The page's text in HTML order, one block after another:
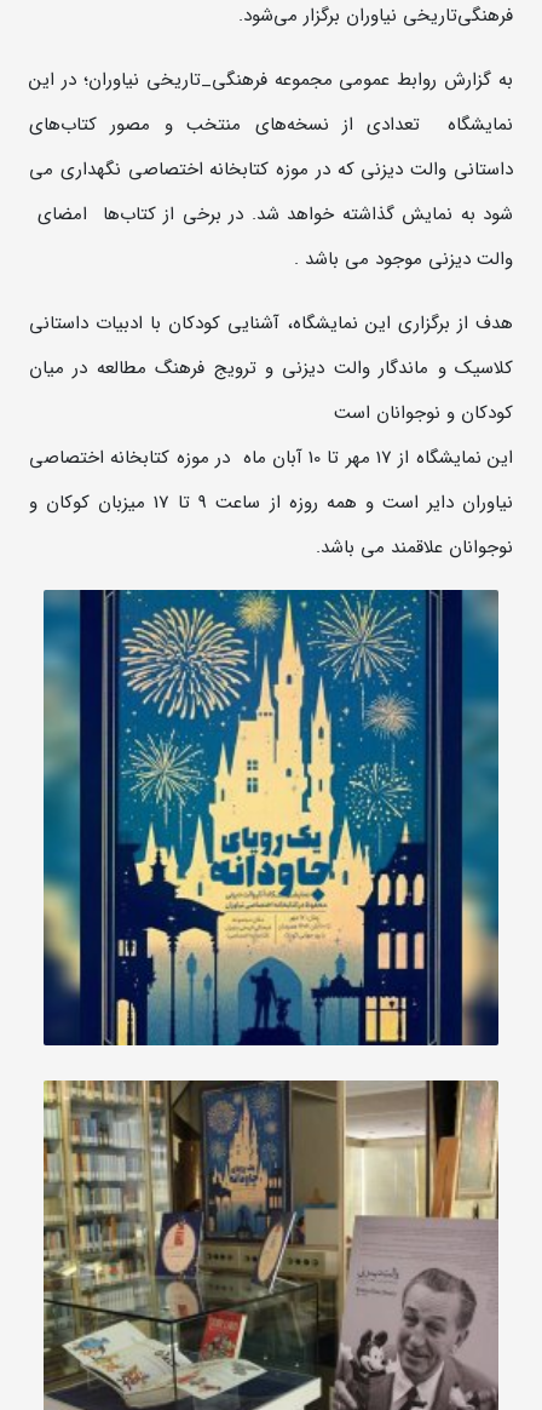
فرهنگی‌تاریخی نیاوران برگزار می‌شود.
به گزارش روابط عمومی مجموعه فرهنگی_تاریخی نیاوران؛ در این
نمایشگاه تعدادی از نسخه‌های منتخب و مصور کتاب‌های
داستانی والت دیزنی که در موزه کتابخانه اختصاصی نگهداری می
شود به نمایش گذاشته خواهد شد. در برخی از کتاب‌ها امضای
والت دیزنی موجود می باشد .
هدف از برگزاری این نمایشگاه، آشنایی کودکان با ادبیات داستانی
کلاسیک و ماندگار والت دیزنی و ترویج فرهنگ مطالعه در میان
کودکان و نوجوانان است
این نمایشگاه از 17 مهر تا 10 آبان ماه در موزه کتابخانه اختصاصی
نیاوران دایر است و همه روزه از ساعت 9 تا 17 میزبان کوکان و
نوجوانان علاقمند می باشد.